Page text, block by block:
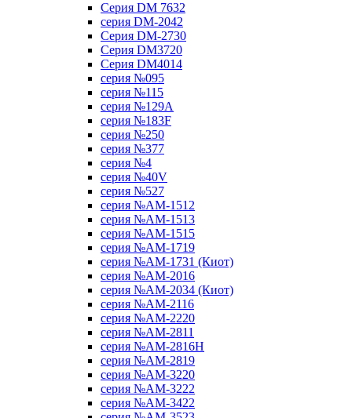
Серия DM 7632
серия DM-2042
Серия DM-2730
Серия DM3720
Серия DM4014
серия №095
серия №115
серия №129A
серия №183F
серия №250
серия №377
серия №4
серия №40V
серия №527
серия №AM-1512
серия №AM-1513
серия №AM-1515
серия №AM-1719
серия №AM-1731 (Киот)
серия №AM-2016
серия №AM-2034 (Киот)
серия №AM-2116
серия №AM-2220
серия №AM-2811
серия №AM-2816H
серия №AM-2819
серия №AM-3220
серия №AM-3222
серия №AM-3422